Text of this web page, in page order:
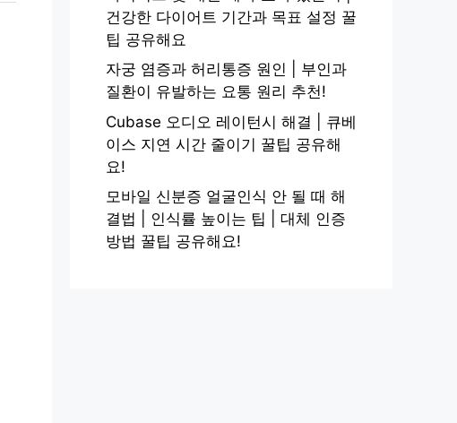
건강한 다이어트 기간과 목표 설정 꿀
팁 공유해요
자궁 염증과 허리통증 원인 | 부인과
질환이 유발하는 요통 원리 추천!
Cubase 오디오 레이턴시 해결 | 큐베
이스 지연 시간 줄이기 꿀팁 공유해
요!
모바일 신분증 얼굴인식 안 될 때 해
결법 | 인식률 높이는 팁 | 대체 인증
방법 꿀팁 공유해요!